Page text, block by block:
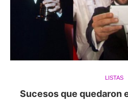
LISTAS
Sucesos que quedaron